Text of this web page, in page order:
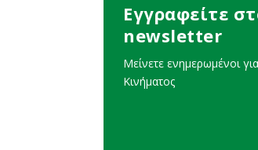
Εγγραφείτε
newsletter
Μείνετε ενημερωμένοι
Κινήματος